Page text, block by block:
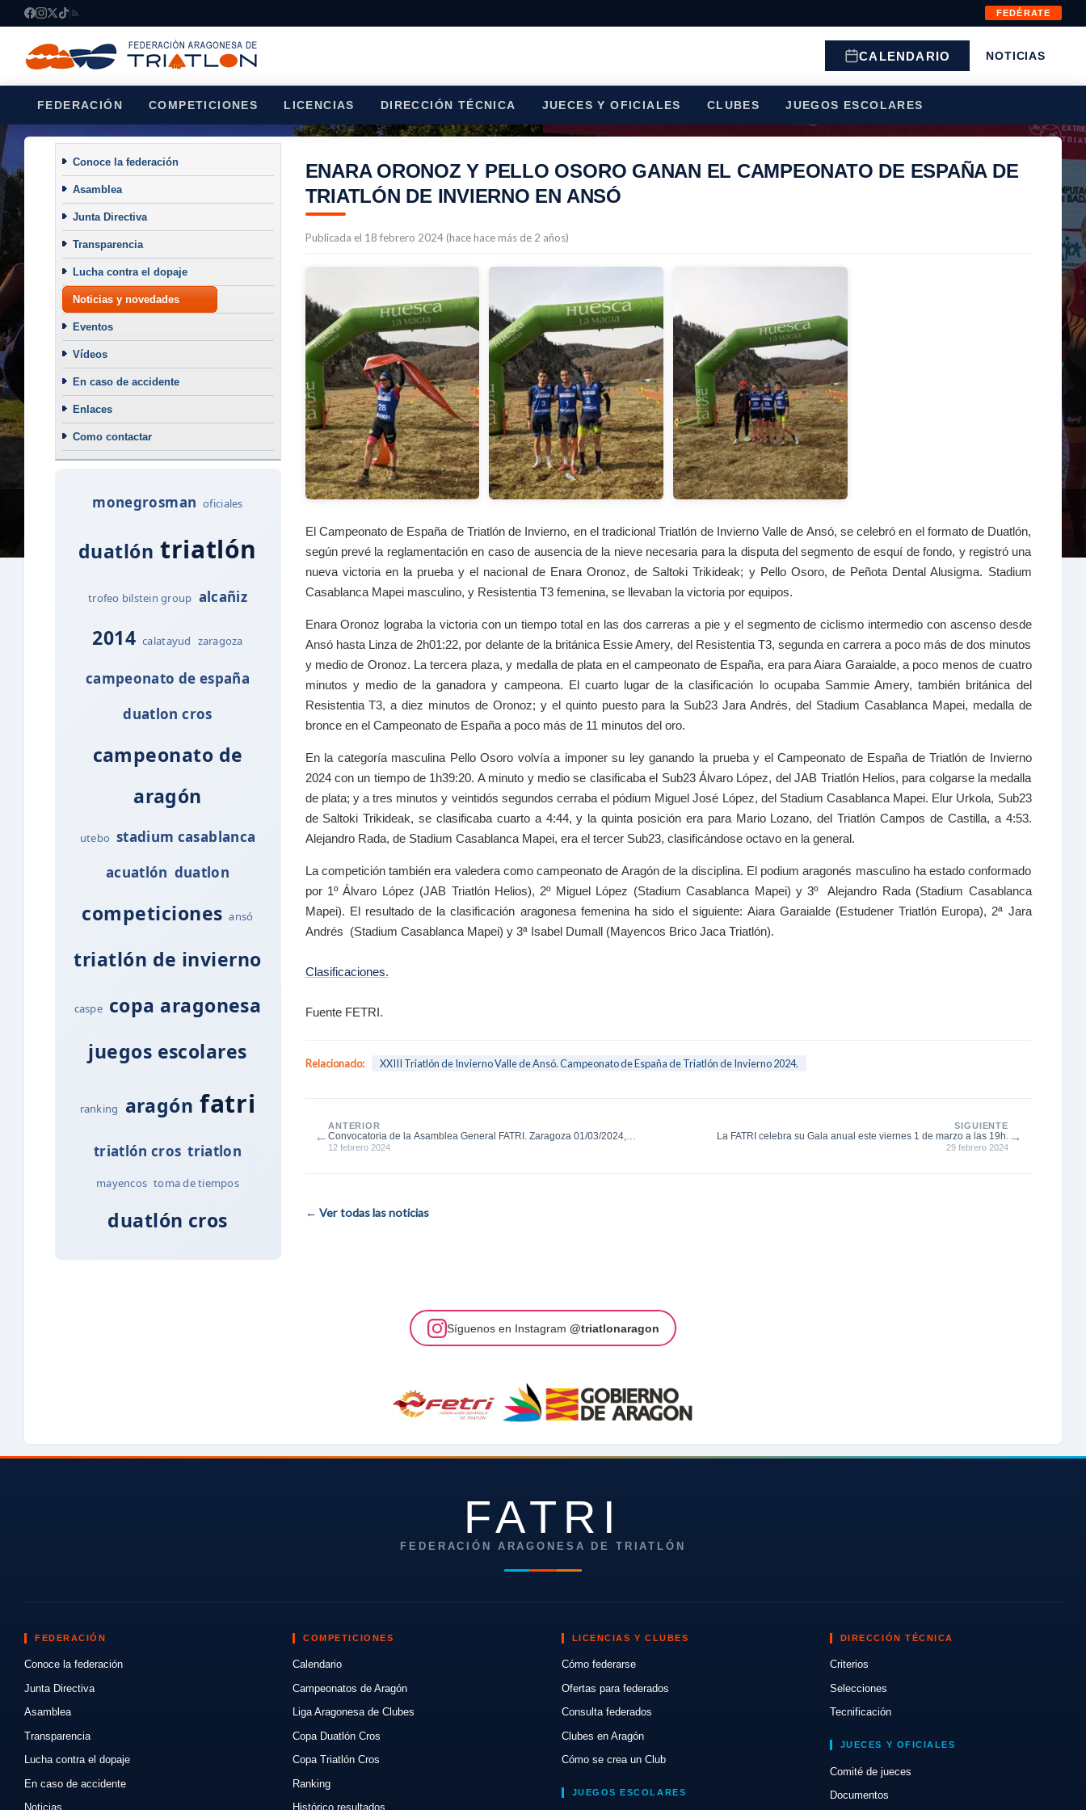
FEDÉRATE
CALENDARIO NOTICIAS
FEDERACIÓN COMPETICIONES LICENCIAS DIRECCIÓN TÉCNICA JUECES Y OFICIALES CLUBES JUEGOS ESCOLARES
Conoce la federación
Asamblea
Junta Directiva
Transparencia
Lucha contra el dopaje
Noticias y novedades
Eventos
Vídeos
En caso de accidente
Enlaces
Como contactar
monegrosman oficiales
duatlón triatlón
trofeo bilstein group alcañiz
2014 calatayud zaragoza
campeonato de españa
duatlon cros
campeonato de
aragón
utebo stadium casablanca
acuatlón duatlon
competiciones ansó
triatlón de invierno
caspe copa aragonesa
juegos escolares
ranking aragón fatri
triatlón cros triatlon
mayencos toma de tiempos
duatlón cros
ENARA ORONOZ Y PELLO OSORO GANAN EL CAMPEONATO DE ESPAÑA DE
TRIATLÓN DE INVIERNO EN ANSÓ
Publicada el 18 febrero 2024 (hace hace más de 2 años)
El Campeonato de España de Triatlón de Invierno, en el tradicional Triatlón de Invierno Valle de Ansó, se celebró en el formato de Duatlón,
según prevé la reglamentación en caso de ausencia de la nieve necesaria para la disputa del segmento de esquí de fondo, y registró una
nueva victoria en la prueba y el nacional de Enara Oronoz, de Saltoki Trikideak; y Pello Osoro, de Peñota Dental Alusigma. Stadium
Casablanca Mapei masculino, y Resistentia T3 femenina, se llevaban la victoria por equipos.
Enara Oronoz lograba la victoria con un tiempo total en las dos carreras a pie y el segmento de ciclismo intermedio con ascenso desde
Ansó hasta Linza de 2h01:22, por delante de la británica Essie Amery, del Resistentia T3, segunda en carrera a poco más de dos minutos
y medio de Oronoz. La tercera plaza, y medalla de plata en el campeonato de España, era para Aiara Garaialde, a poco menos de cuatro
minutos y medio de la ganadora y campeona. El cuarto lugar de la clasificación lo ocupaba Sammie Amery, también británica del
Resistentia T3, a diez minutos de Oronoz; y el quinto puesto para la Sub23 Jara Andrés, del Stadium Casablanca Mapei, medalla de
bronce en el Campeonato de España a poco más de 11 minutos del oro.
En la categoría masculina Pello Osoro volvía a imponer su ley ganando la prueba y el Campeonato de España de Triatlón de Invierno
2024 con un tiempo de 1h39:20. A minuto y medio se clasificaba el Sub23 Álvaro López, del JAB Triatlón Helios, para colgarse la medalla
de plata; y a tres minutos y veintidós segundos cerraba el pódium Miguel José López, del Stadium Casablanca Mapei. Elur Urkola, Sub23
de Saltoki Trikideak, se clasificaba cuarto a 4:44, y la quinta posición era para Mario Lozano, del Triatlón Campos de Castilla, a 4:53.
Alejandro Rada, de Stadium Casablanca Mapei, era el tercer Sub23, clasificándose octavo en la general.
La competición también era valedera como campeonato de Aragón de la disciplina. El podium aragonés masculino ha estado conformado
por 1º Álvaro López (JAB Triatlón Helios), 2º Miguel López (Stadium Casablanca Mapei) y 3º Alejandro Rada (Stadium Casablanca
Mapei). El resultado de la clasificación aragonesa femenina ha sido el siguiente: Aiara Garaialde (Estudener Triatlón Europa), 2ª Jara
Andrés (Stadium Casablanca Mapei) y 3ª Isabel Dumall (Mayencos Brico Jaca Triatlón).
Clasificaciones.
Fuente FETRI.
Relacionado: XXIII Triatlón de Invierno Valle de Ansó. Campeonato de España de Triatlón de Invierno 2024.
←
ANTERIOR
Convocatoria de la Asamblea General FATRI. Zaragoza 01/03/2024,
16:15h.
12 febrero 2024
SIGUIENTE
La FATRI celebra su Gala anual este viernes 1 de marzo a las 19h.
29 febrero 2024
→
← Ver todas las noticias
Síguenos en Instagram @triatlonaragon
FATRI
FEDERACIÓN ARAGONESA DE TRIATLÓN
FEDERACIÓN
Conoce la federación
Junta Directiva
Asamblea
Transparencia
Lucha contra el dopaje
En caso de accidente
Noticias
COMPETICIONES
Calendario
Campeonatos de Aragón
Liga Aragonesa de Clubes
Copa Duatlón Cros
Copa Triatlón Cros
Ranking
Histórico resultados
LICENCIAS Y CLUBES
Cómo federarse
Ofertas para federados
Consulta federados
Clubes en Aragón
Cómo se crea un Club
JUEGOS ESCOLARES
DIRECCIÓN TÉCNICA
Criterios
Selecciones
Tecnificación
JUECES Y OFICIALES
Comité de jueces
Documentos